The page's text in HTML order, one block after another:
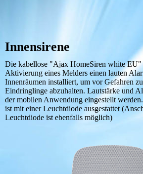
Innensirene
Die kabellose "Ajax HomeSiren white EU"
Aktivierung eines Melders einen lauten
Innenräumen installiert, um vor Gefahren
Eindringlinge abzuhalten. Lautstärke und
der mobilen Anwendung eingestellt
ist mit einer Leuchtdiode ausgestattet
Leuchtdiode ist ebenfalls möglich)